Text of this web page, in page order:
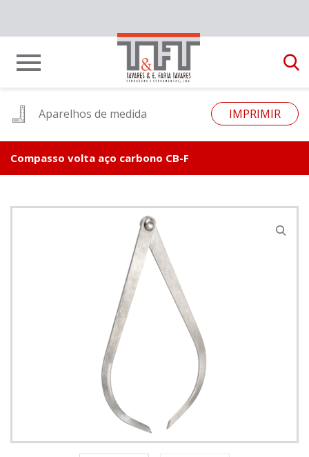
Aparelhos de medida IMPRIMIR
Compasso volta aço carbono CB-F